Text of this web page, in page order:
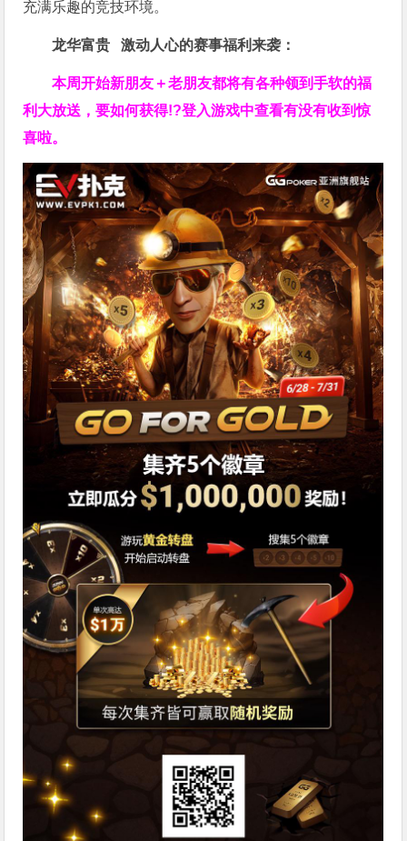
充满乐趣的竞技环境。
龙华富贵 激动人心的赛事福利来袭：
本周开始新朋友＋老朋友都将有各种领到手软的福
利大放送，要如何获得!?登入游戏中查看有没有收到惊
喜啦。